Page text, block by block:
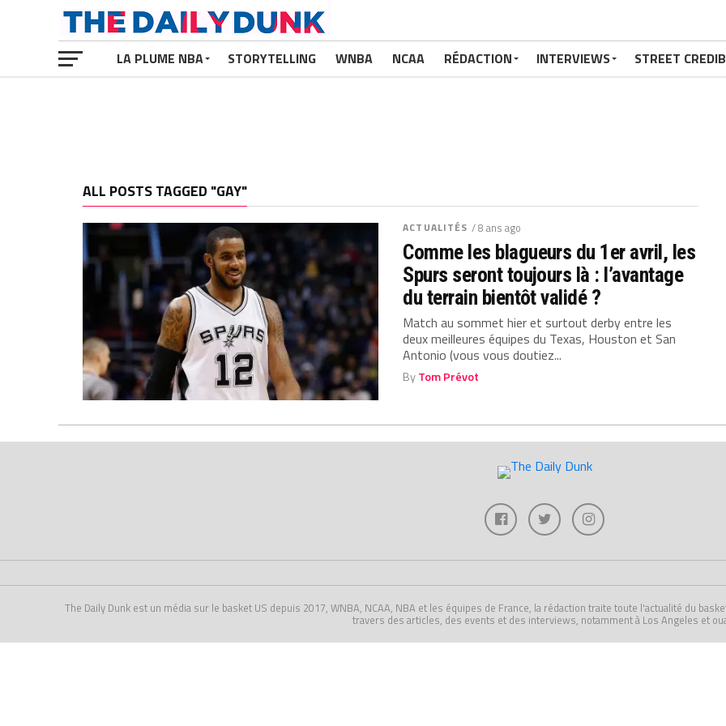
LA PLUME NBA STORYTELLING WNBA NCAA RÉDACTION INTERVIEWS STREET
ALL POSTS TAGGED "GAY"
ACTUALITÉS / 8 ans ago
Comme les blagueurs du 1er avril, les
Spurs seront toujours là : l’avantage
du terrain bientôt validé ?
Match au sommet hier et surtout derby entre les
deux meilleures équipes du Texas, Houston et San
Antonio (vous vous doutiez...
ByTom Prévot
The Daily Dunk est un média sur le basket US depuis 2017, WNBA, NCAA, NBA et les équipes de France, la rédaction traite toute l'actualité du
travers des articles, des events et des interviews, notamment à Los Angeles et